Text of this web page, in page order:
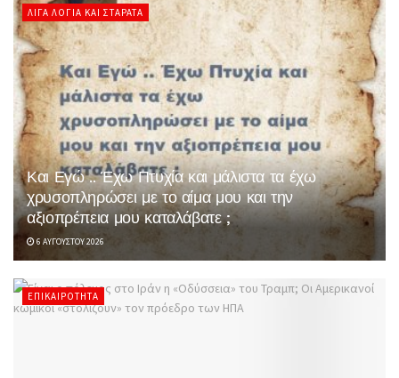
ΛΊΓΑ ΛΌΓΙΑ ΚΑΙ ΣΤΑΡΆΤΑ
Και Εγώ .. Έχω Πτυχία και μάλιστα τα έχω
χρυσοπληρώσει με το αίμα μου και την
αξιοπρέπεια μου καταλάβατε ;
6 ΑΥΓΟΎΣΤΟΥ 2026
ΕΠΙΚΑΙΡΌΤΗΤΑ